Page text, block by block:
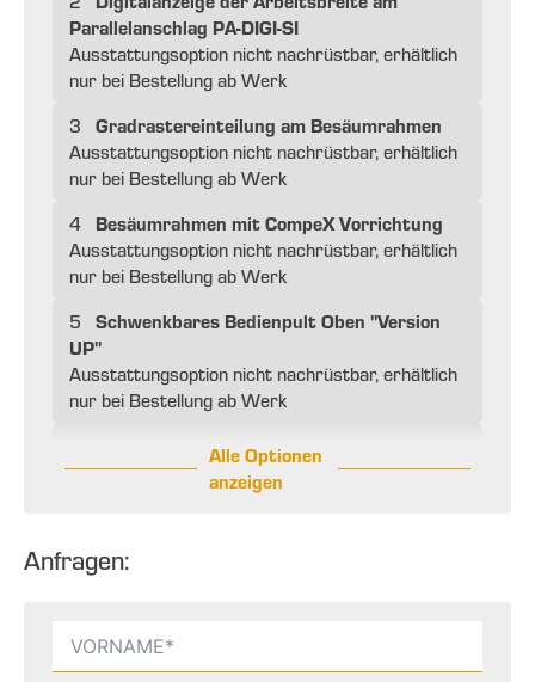
Parallelanschlag PA-DIGI-SI
Ausstattungsoption nicht nachrüstbar, erhältlich
nur bei Bestellung ab Werk
3
Gradrastereinteilung am Besäumrahmen
Ausstattungsoption nicht nachrüstbar, erhältlich
nur bei Bestellung ab Werk
4
Besäumrahmen mit CompeX Vorrichtung
Ausstattungsoption nicht nachrüstbar, erhältlich
nur bei Bestellung ab Werk
5
Schwenkbares Bedienpult Oben "Version
UP"
Ausstattungsoption nicht nachrüstbar, erhältlich
nur bei Bestellung ab Werk
Alle Optionen
anzeigen
Anfragen: